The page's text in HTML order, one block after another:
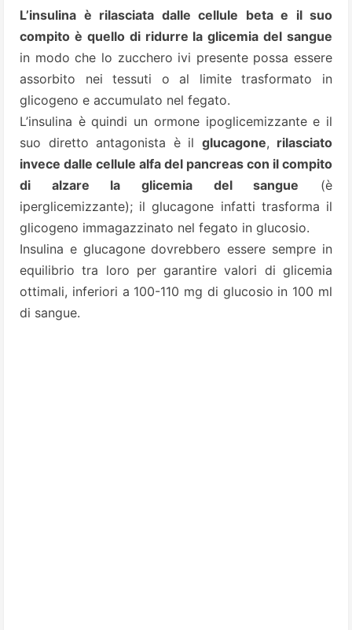
L’insulina è rilasciata dalle cellule beta e il suo
compito è quello di ridurre la glicemia del sangue
in modo che lo zucchero ivi presente possa essere
assorbito nei tessuti o al limite trasformato in
glicogeno e accumulato nel fegato.
L’insulina è quindi un ormone ipoglicemizzante e il
suo diretto antagonista è il glucagone, rilasciato
invece dalle cellule alfa del pancreas con il compito
di alzare la glicemia del sangue (è
iperglicemizzante); il glucagone infatti trasforma il
glicogeno immagazzinato nel fegato in glucosio.
Insulina e glucagone dovrebbero essere sempre in
equilibrio tra loro per garantire valori di glicemia
ottimali, inferiori a 100-110 mg di glucosio in 100 ml
di sangue.